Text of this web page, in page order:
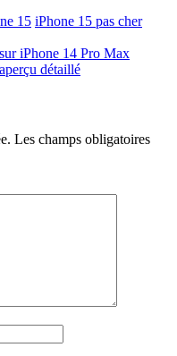
15 iPhone 15 pas cher
iPhone 14 Pro Max
détaillé
Les champs obligatoires